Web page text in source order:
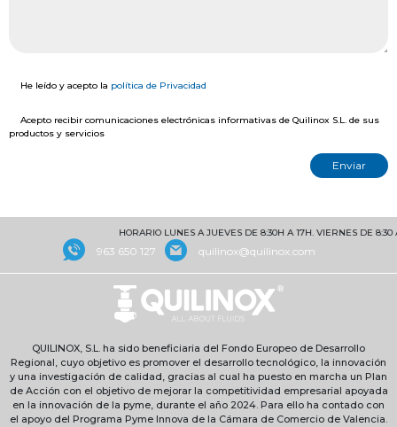
He leído y acepto la política de Privacidad
Acepto recibir comunicaciones electrónicas informativas de Quilinox S.L. de sus
productos y servicios
HORARIO LUNES A JUEVES DE 8:30H A 17H. VIERNES DE 8:30 A
963 650 127 quilinox@quilinox.com
QUILINOX, S.L. ha sido beneficiaria del Fondo Europeo de Desarrollo
Regional, cuyo objetivo es promover el desarrollo tecnológico, la innovación
y una investigación de calidad, gracias al cual ha puesto en marcha un Plan
de Acción con el objetivo de mejorar la competitividad empresarial apoyada
en la innovación de la pyme, durante el año 2024. Para ello ha contado con
el apoyo del Programa Pyme Innova de la Cámara de Comercio de Valencia.